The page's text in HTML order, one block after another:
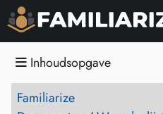
Inhoudsopgave
Familiarize